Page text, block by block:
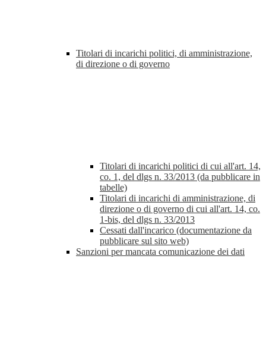
Titolari di incarichi politici, di amministrazione,
di direzione o di governo
Titolari di incarichi politici di cui all'art. 14,
co. 1, del dlgs n. 33/2013 (da pubblicare in
tabelle)
Titolari di incarichi di amministrazione, di
direzione o di governo di cui all'art. 14, co.
1-bis, del dlgs n. 33/2013
Cessati dall'incarico (documentazione da
pubblicare sul sito web)
Sanzioni per mancata comunicazione dei dati